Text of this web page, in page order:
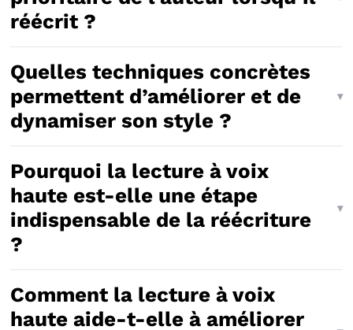
réécrit ?
Quelles techniques concrètes
permettent d’améliorer et de
dynamiser son style ?
Pourquoi la lecture à voix
haute est-elle une étape
indispensable de la réécriture
?
Comment la lecture à voix
haute aide-t-elle à améliorer